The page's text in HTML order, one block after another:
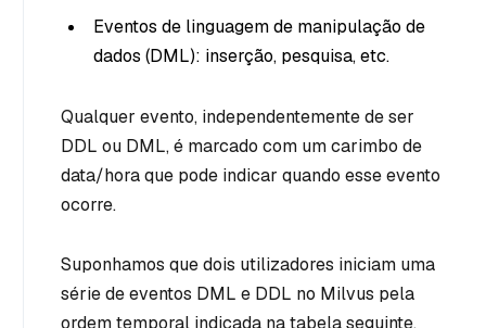
Eventos de linguagem de manipulação de
dados (DML): inserção, pesquisa, etc.
Qualquer evento, independentemente de ser
DDL ou DML, é marcado com um carimbo de
data/hora que pode indicar quando esse evento
ocorre.
Suponhamos que dois utilizadores iniciam uma
série de eventos DML e DDL no Milvus pela